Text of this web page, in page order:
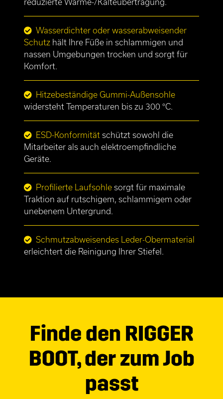
reduzierte Wärme-/Kälteübertragung.
Wasserdichter oder wasserabweisender
Schutz hält Ihre Füße in schlammigen und
nassen Umgebungen trocken und sorgt für
Komfort.
Hitzebeständige Gummi-Außensohle
widersteht Temperaturen bis zu 300 °C.
ESD-Konformität schützt sowohl die
Mitarbeiter als auch elektroempfindliche
Geräte.
Profilierte Laufsohle sorgt für maximale
Traktion auf rutschigem, schlammigem oder
unebenem Untergrund.
Schmutzabweisendes Leder-Obermaterial
erleichtert die Reinigung Ihrer Stiefel.
Finde den RIGGER
BOOT, der zum Job
passt